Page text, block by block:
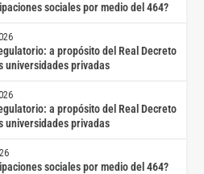
sociales por medio del 464?
a propósito del Real Decreto
universidades privadas
a propósito del Real Decreto
universidades privadas
sociales por medio del 464?